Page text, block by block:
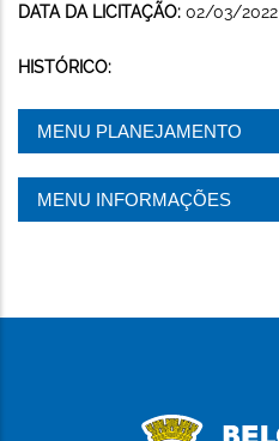
DATA DA LICITAÇÃO: 02/03/2022
HISTÓRICO:
MENU PLANEJAMENTO
MENU INFORMAÇÕES